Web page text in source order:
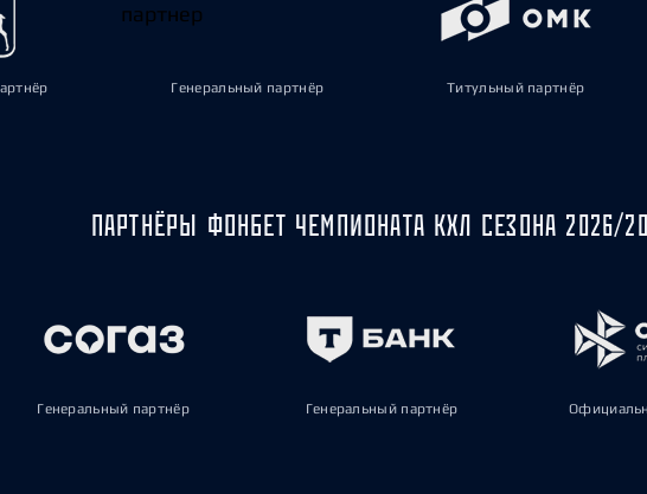
Генеральный партнёр Титульный партнёр
ПАРТНЁРЫ ФОНБЕТ ЧЕМПИОНАТА КХЛ СЕЗОНА 2026/
Генеральный партнёр Генеральный партнёр